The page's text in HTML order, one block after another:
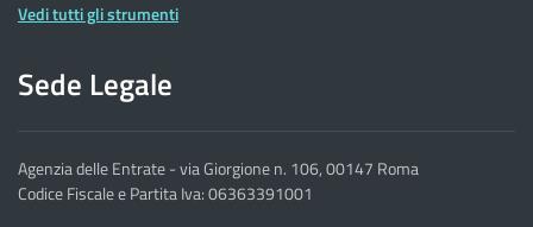
Vedi tutti gli strumenti
Sede Legale
Agenzia delle Entrate - via Giorgione n. 106, 00147 Roma
Codice Fiscale e Partita Iva: 06363391001